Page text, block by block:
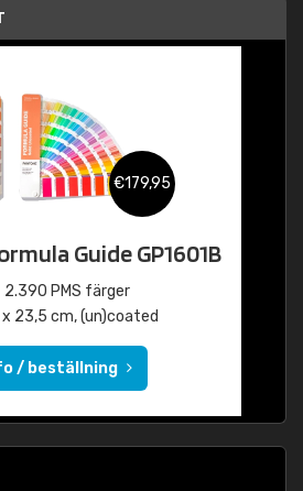
€179,95
Guide GP1601B
2.390 PMS färger
23,5 cm, (un)coated
/ beställning